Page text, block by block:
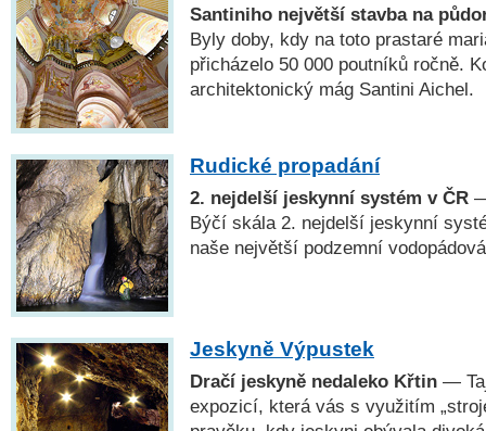
Santiniho největší stavba na
Byly doby, kdy na toto prastaré
přicházelo 50 000 poutníků ročně.
architektonický mág Santini Aichel.
Rudické propadání
2. nejdelší jeskynní systém v ČR
Býčí skála 2. nejdelší jeskynní
naše největší podzemní
Jeskyně Výpustek
Dračí jeskyně nedaleko Křtin —
expozicí, která vás s využitím